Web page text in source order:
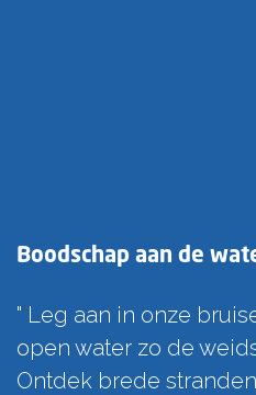
Boodschap aan de
" Leg aan in onze
open water zo de
Ontdek brede